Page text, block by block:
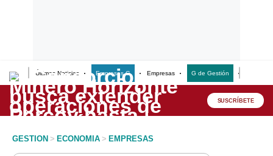
Últimas Noticias Empresas G Empresas G de Gestión
Lo último
Peru Quiosco SUSCRÍBETE
GESTION > ECONOMIA > EMPRESAS